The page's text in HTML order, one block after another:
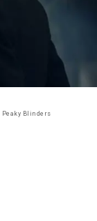
Blinders